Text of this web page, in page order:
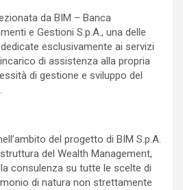
da BIM – Banca
e Gestioni S.p.A., una delle
esclusivamente ai servizi
di assistenza alla propria
di gestione e sviluppo del
del progetto di BIM S.p.A.
del Wealth Management,
consulenza su tutte le scelte di
di natura non strettamente